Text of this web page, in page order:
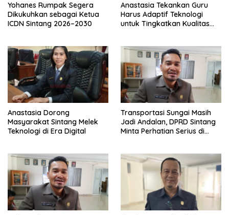
Yohanes Rumpak Segera
Dikukuhkan sebagai Ketua
ICDN Sintang 2026–2030
Anastasia Tekankan Guru
Harus Adaptif Teknologi
untuk Tingkatkan Kualitas
Anastasia Dorong
Masyarakat Sintang Melek
Teknologi di Era Digital
Transportasi Sungai Masih
Jadi Andalan, DPRD Sintang
Minta Perhatian Serius di